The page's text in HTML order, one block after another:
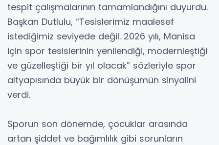
tespit çalışmalarının tamamlandığını duyurdu.
Başkan Dutlulu, “Tesislerimiz maalesef
istediğimiz seviyede değil. 2026 yılı, Manisa
için spor tesislerinin yenilendiği, modernleştiği
ve güzelleştiği bir yıl olacak” sözleriyle spor
altyapısında büyük bir dönüşümün sinyalini
verdi.
Sporun son dönemde, çocuklar arasında
artan şiddet ve bağımlılık gibi sorunların